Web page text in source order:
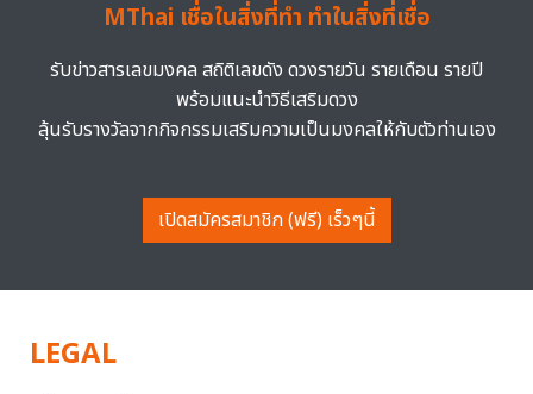
MThai เชื่อในสิ่งที่ทำ ทำในสิ่งที่เชื่อ
รับข่าวสารเลขมงคล สถิติเลขดัง ดวงรายวัน รายเดือน รายปี
พร้อมแนะนำวิธีเสริมดวง
ลุ้นรับรางวัลจากกิจกรรมเสริมความเป็นมงคลให้กับตัวท่านเอง
เปิดสมัครสมาชิก (ฟรี) เร็วๆนี้
LEGAL